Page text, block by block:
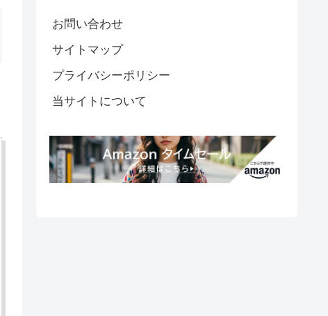
お問い合わせ
サイトマップ
プライバシーポリシー
当サイトについて